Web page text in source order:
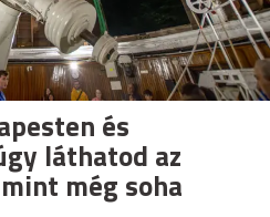
és
láthatod az
még soha